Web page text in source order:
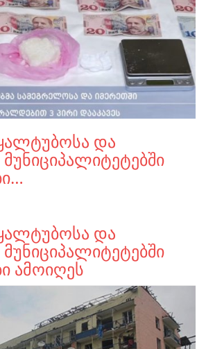
და
და
ამოიღეს